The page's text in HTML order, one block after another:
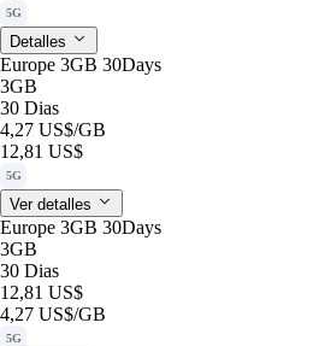
5G
Detalles
Europe 3GB 30Days
3GB
30 Dias
4,27 US$/GB
12,81 US$
5G
Ver detalles
Europe 3GB 30Days
3GB
30 Dias
12,81 US$
4,27 US$/GB
5G